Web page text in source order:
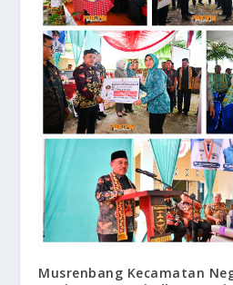
Musrenbang Kecamatan